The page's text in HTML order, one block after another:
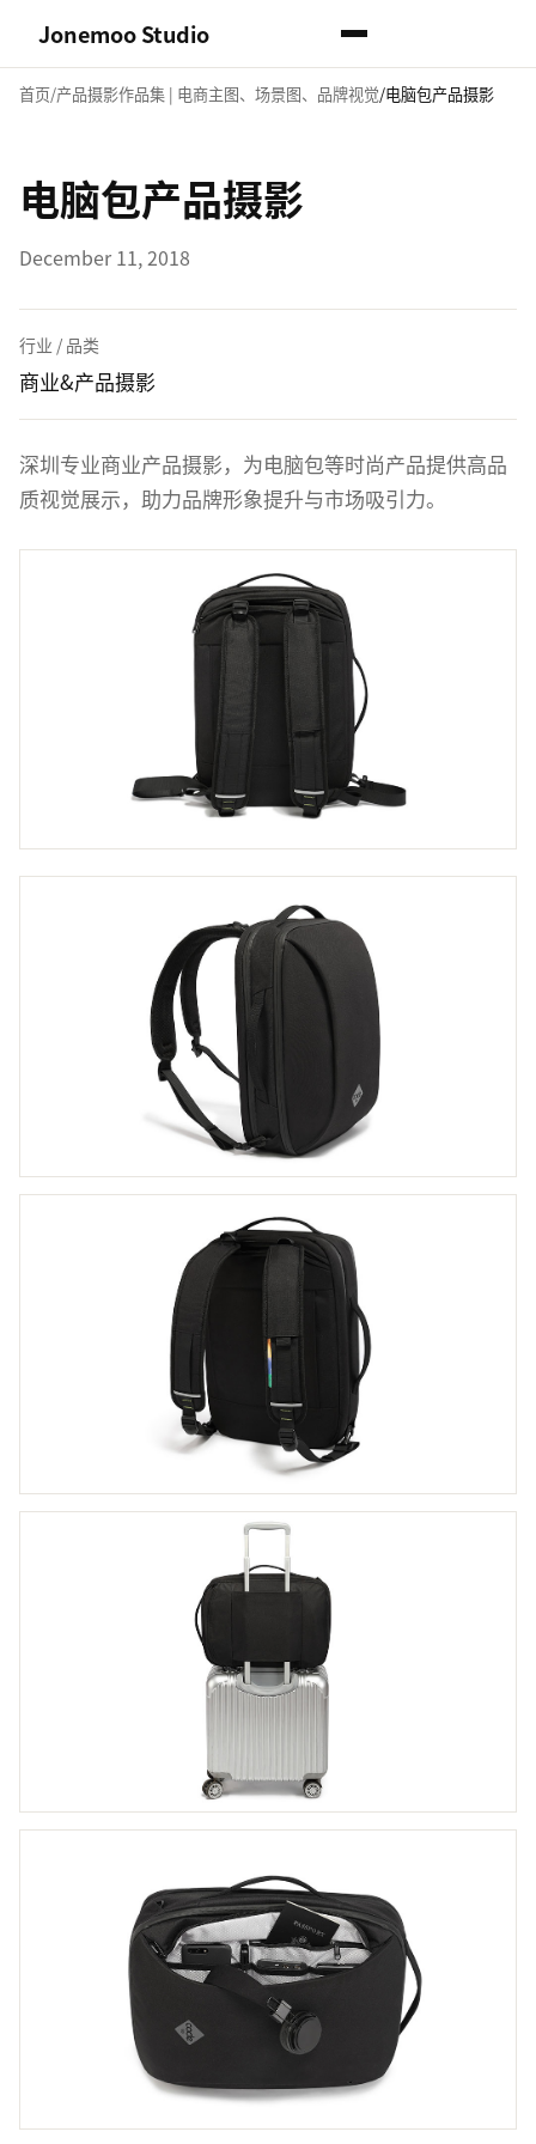
Jonemoo Studio
首页 产品摄影作品集 | 电商主图、场景图、品牌视觉 电脑包产品摄影
电脑包产品摄影
December 11, 2018
行业 / 品类
商业&产品摄影
深圳专业商业产品摄影，为电脑包等时尚产品提供高品
质视觉展示，助力品牌形象提升与市场吸引力。